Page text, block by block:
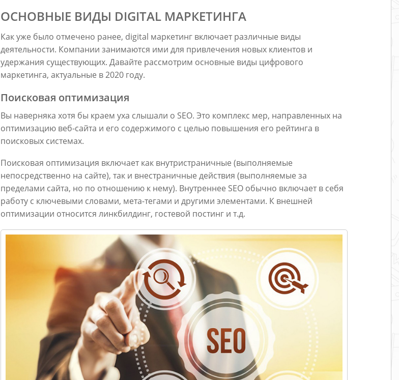
ОСНОВНЫЕ ВИДЫ DIGITAL МАРКЕТИНГА
Как уже было отмечено ранее, digital маркетинг включает различные виды
деятельности. Компании занимаются ими для привлечения новых клиентов и
удержания существующих. Давайте рассмотрим основные виды цифрового
маркетинга, актуальные в 2020 году.
Поисковая оптимизация
Вы наверняка хотя бы краем уха слышали о SEO. Это комплекс мер, направленных на
оптимизацию веб-сайта и его содержимого с целью повышения его рейтинга в
поисковых системах.
Поисковая оптимизация включает как внутристраничные (выполняемые
непосредственно на сайте), так и внестраничные действия (выполняемые за
пределами сайта, но по отношению к нему). Внутреннее SEO обычно включает в себя
работу с ключевыми словами, мета-тегами и другими элементами. К внешней
оптимизации относится линкбилдинг, гостевой постинг и т.д.